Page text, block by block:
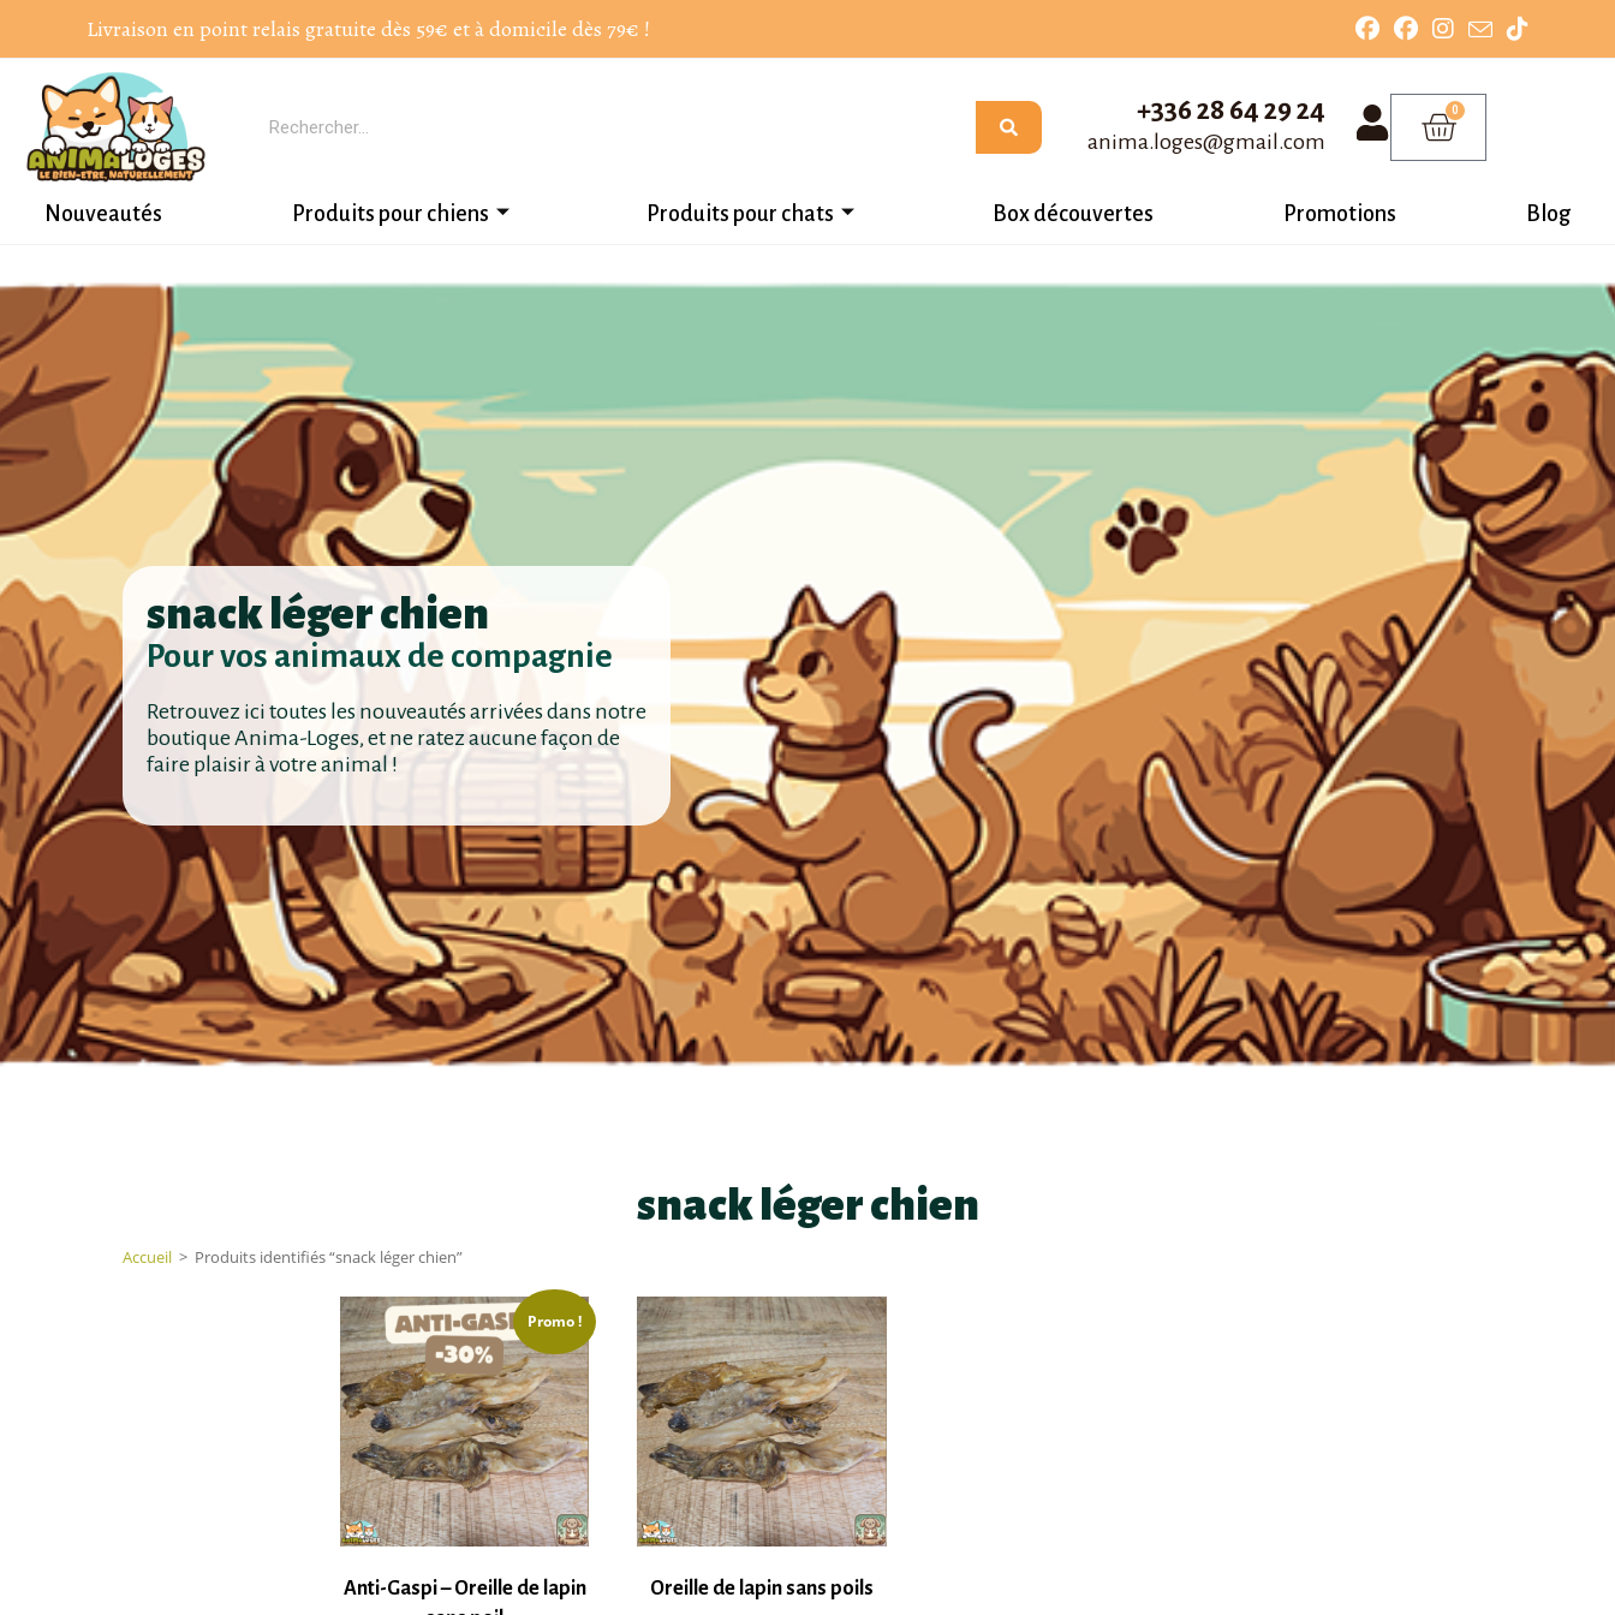
Livraison en point relais gratuite dès 59€ et à domicile dès 79€ !
+336 28 64 29 24
anima.loges@gmail.com
0
Nouveautés Produits pour chiens Produits pour chats Box découvertes Promotions Blog
snack léger chien
Pour vos animaux de compagnie
Retrouvez ici toutes les nouveautés arrivées dans notre
boutique Anima-Loges, et ne ratez aucune façon de
faire plaisir à votre animal !
snack léger chien
Accueil > Produits identifiés “snack léger chien”
Promo !
Anti-Gaspi – Oreille de lapin
Oreille de lapin sans poils